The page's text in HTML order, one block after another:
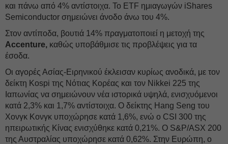
και πάνω από 4% αντίστοιχα. Το ETF ημιαγωγών iShares
Semiconductor σημειώνει άνοδο άνω του 4%.
Στον αντίποδα, βουτιά 14% πραγματοποιεί η μετοχή της
Accenture, καθώς υποβάθμισε τις προβλέψεις για τα
έσοδα.
Οι αγορές Ασίας-Ειρηνικού έκλεισαν κυρίως ανοδικά, με τον
δείκτη Kospi της Νότιας Κορέας και τον Nikkei 225 της
Ιαπωνίας να σημειώνουν νέα ιστορικά υψηλά, ενισχυόμενοι
κατά 2,3% και 1,7% αντίστοιχα. Ο δείκτης Hang Seng του
Χονγκ Κονγκ υποχώρησε κατά 1,6%, ενώ ο CSI 300 της
ηπειρωτικής Κίνας ενισχύθηκε κατά 0,21%. Ο S&P/ASX 200
της Αυστραλίας υποχώρησε κατά 0,62%. Στην Ευρώπη, ο